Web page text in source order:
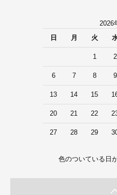
2026
日
月 火
1 2
6 7 8 9
13 14 15
20 21 22
27 28 29
色のついている日